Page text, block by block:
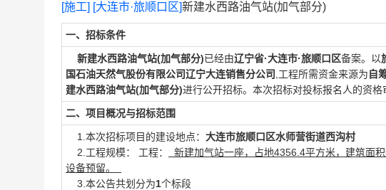
[施工] [大连市·旅顺口区]新建水西路油气站(加气部分)
一、招标条件
新建水西路油气站(加气部分)已经由辽宁省·大连市·旅顺口区备案。以
国石油天然气股份有限公司辽宁大连销售分公司 ,工程所需资金来源为自
建水西路油气站(加气部分)进行公开招标。本次招标对投标报名人的资格
二、项目概况与招标范围
1.本次招标项目的建设地点： 大连市旅顺口区水师营街道西沟村
2.工程规模： 工程：
新建加气站一座，占地4356.4平方米，建筑面
设备预留。
3.本公告共划分为1个标段